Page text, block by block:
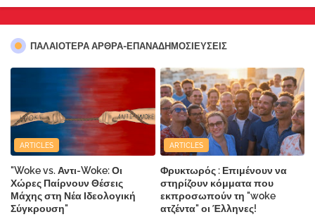
ΠΑΛΑΙΟΤΕΡΑ ΑΡΘΡΑ-ΕΠΑΝΑΔΗΜΟΣΙΕΥΣΕΙΣ
ARTICLES
"Woke vs. Αντι-Woke: Οι
Χώρες Παίρνουν Θέσεις
Μάχης στη Νέα Ιδεολογική
Σύγκρουση"
ARTICLES
Φρυκτωρός : Επιμένουν να
στηρίζουν κόμματα που
εκπροσωπούν τη "woke
ατζέντα" οι Έλληνες!